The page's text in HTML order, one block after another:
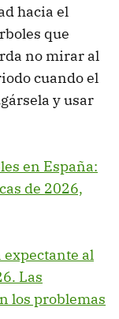
hacia el
que
no mirar al
cuando el
y usar
en España:
de 2026,
expectante al
Las
los problemas